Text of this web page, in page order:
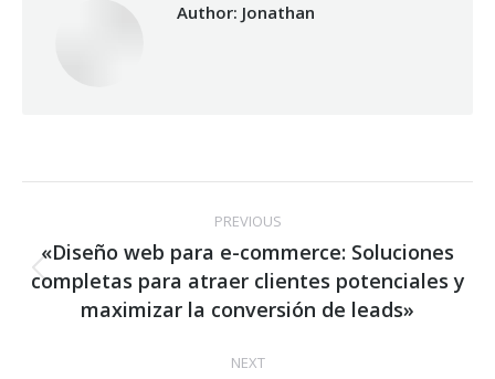
Author: Jonathan
navigation
PREVIOUS
Previous
post:
«Diseño web para e-commerce: Soluciones
completas para atraer clientes potenciales y
maximizar la conversión de leads»
NEXT